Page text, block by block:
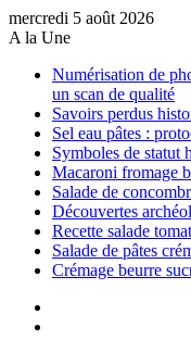
mercredi 5 août 2026
A la Une
Numérisation de
un scan de qualité
Savoirs perdus
Sel eau pâtes :
Symboles de statut
Macaroni fromage
Salade de
Découvertes
Recette salade
Salade de pâtes
Crémage beurre